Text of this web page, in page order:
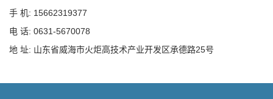
手 机: 15662319377
电 话: 0631-5670078
地 址: 山东省威海市火炬高技术产业开发区承德路25号